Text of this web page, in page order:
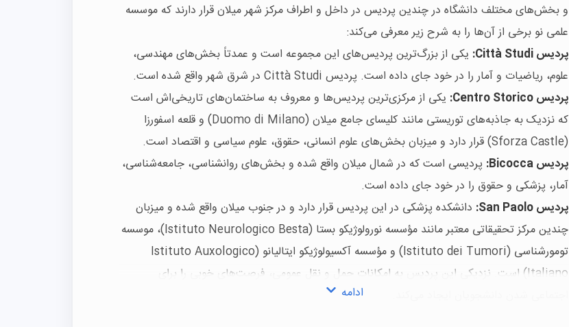
و بخش‌های مختلف دانشگاه در چندین پردیس در داخل و اطراف مرکز شهر میلان قرار دارند که موسسه
علمی نو برخی از آن‌ها را به شرح زیر معرفی می‌کند:
پردیس Città Studi:
یکی از بزرگ‌ترین پردیس‌های این مجموعه است و عمدتاً بخش‌های مهندسی،
علوم، ریاضیات و آمار را در خود جای داده است. پردیس Città Studi در شرق شهر واقع شده است.
پردیس Centro Storico:
یکی از مرکزی‌ترین پردیس‌ها و معروف به ساختمان‌های تاریخی‌اش است
که نزدیک به جاذبه‌های توریستی مانند کلیسای جامع میلان (Duomo di Milano) و قلعه اسفورزا
(Sforza Castle) قرار دارد و میزبان بخش‌های علوم انسانی، حقوق، علوم سیاسی و اقتصاد است.
پردیس Bicocca:
پردیسی است که در شمال میلان واقع شده و بخش‌های روانشناسی، جامعه‌شناسی،
آمار، پزشکی و حقوق را در خود جای داده است.
پردیس San Paolo:
دانشکده پزشکی در این پردیس قرار دارد و در جنوب میلان واقع شده و میزبان
چندین مرکز تحقیقاتی معتبر مانند مؤسسه نورولوژیکو بستا (Istituto Neurologico Besta)، موسسه
تومورشناسی (Istituto dei Tumori) و مؤسسه آکسیولوژیکو ایتالیانو (Istituto Auxologico
Italiano) است. نزدیکی این پردیس به امکانات حمل و نقل عمومی، فرصت‌های خوبی را برای
ادامه